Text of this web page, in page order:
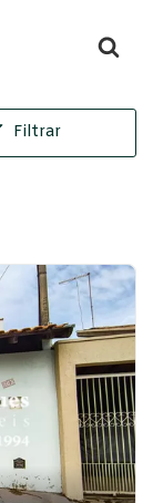
Filtrar